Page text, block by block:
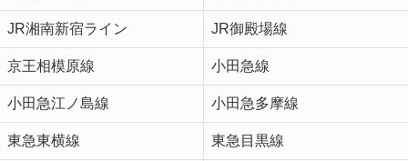
JR湘南新宿ライン JR御殿場線
京王相模原線 小田急線
小田急江ノ島線 小田急多摩線
東急東横線 東急目黒線